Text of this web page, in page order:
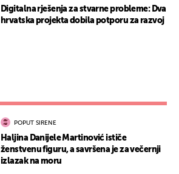
Digitalna rješenja za stvarne probleme: Dva
hrvatska projekta dobila potporu za razvoj
POPUT SIRENE
Haljina Danijele Martinović ističe
ženstvenu figuru, a savršena je za večernji
izlazak na moru